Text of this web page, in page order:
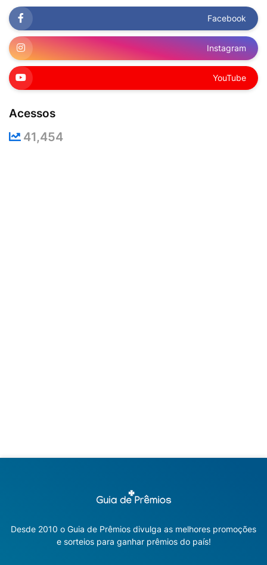
Facebook
Instagram
YouTube
Acessos
41,454
Desde 2010 o Guia de Prêmios divulga as melhores promoções
e sorteios para ganhar prêmios do país!